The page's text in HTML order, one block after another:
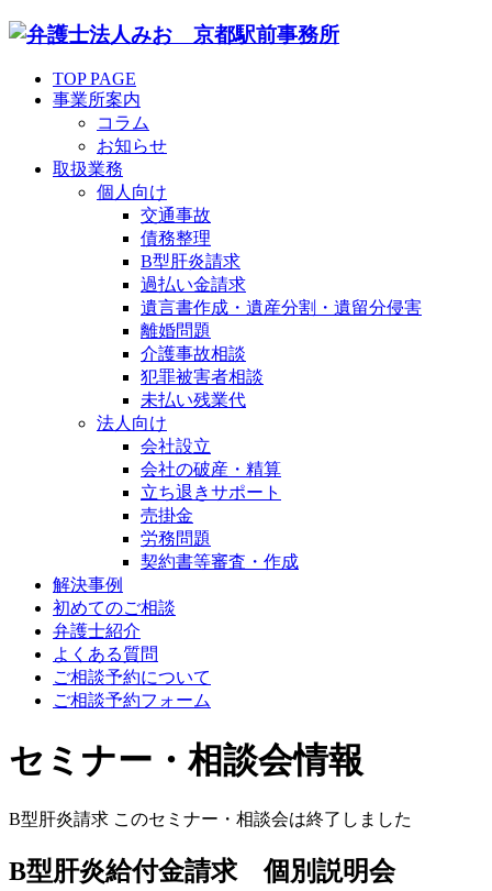
TOP PAGE
事業所案内
コラム
お知らせ
取扱業務
個人向け
交通事故
債務整理
B型肝炎請求
過払い金請求
遺言書作成・遺産分割・遺留分侵害
離婚問題
介護事故相談
犯罪被害者相談
未払い残業代
法人向け
会社設立
会社の破産・精算
立ち退きサポート
売掛金
労務問題
契約書等審査・作成
解決事例
初めてのご相談
弁護士紹介
よくある質問
ご相談予約について
ご相談予約フォーム
セミナー・相談会情報
B型肝炎請求 このセミナー・相談会は終了しました
B型肝炎給付金請求 個別説明会